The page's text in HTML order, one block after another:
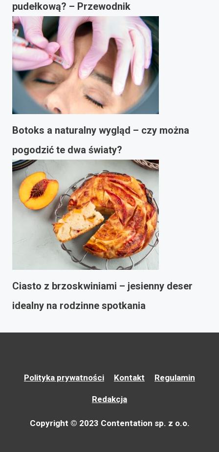
pudełkową? – Przewodnik
Botoks a naturalny wygląd – czy można
pogodzić te dwa światy?
Ciasto z brzoskwiniami – jesienny deser
idealny na rodzinne spotkania
Polityka prywatności Kontakt Regulamin
Redakcja
Copyright © 2023 Contentation sp. z o.o.